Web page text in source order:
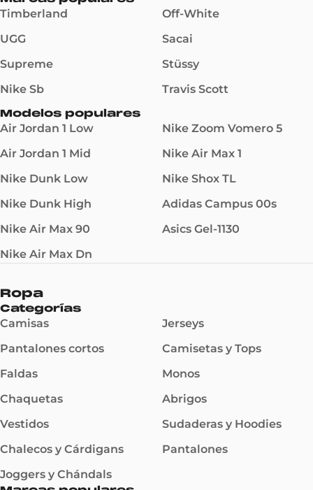
Timberland
UGG
Supreme
Nike Sb
Off-White
Sacai
Stüssy
Travis Scott
Modelos populares
Air Jordan 1 Low
Air Jordan 1 Mid
Nike Dunk Low
Nike Dunk High
Nike Air Max 90
Nike Air Max Dn
Nike Zoom Vomero 5
Nike Air Max 1
Nike Shox TL
Adidas Campus 00s
Asics Gel-1130
Ropa
Categorías
Camisas
Pantalones cortos
Faldas
Chaquetas
Vestidos
Chalecos y Cárdigans
Joggers y Chándals
Jerseys
Camisetas y Tops
Monos
Abrigos
Sudaderas y Hoodies
Pantalones